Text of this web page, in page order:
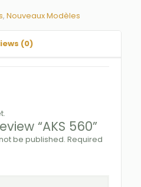
, Nouveaux Modèles
(0)
“AKS 560”
be published. Required